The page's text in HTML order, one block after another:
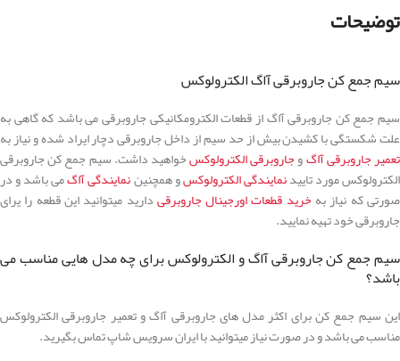
توضیحات
سیم جمع کن جاروبرقی آاگ الکترولوکس
سیم جمع کن جاروبرقی آاگ از قطعات الکترومکانیکی جاروبرقی می باشد که گاهی به
علت شکستگی با کشیدن بیش از حد سیم از داخل جاروبرقی دچار ایراد شده و نیاز به
تعمیر جاروبرقی آاگوجاروبرقی الکترولوکسخواهید داشت. سیم جمع کن جاروبرقی
الکترولوکس مورد تاییدنمایندگی الکترولوکسو همچنیننمایندگی آاگمی باشد و در
صورتی که نیاز به خرید قطعات اورجینال جاروبرقیدارید میتوانید این قطعه را یرای
جاروبرقی خود تهیه نمایید.
سیم جمع کن جاروبرقی آاگ و الکترولوکس برای چه مدل هایی مناسب می
باشد؟
این سیم جمع کن برای اکثر مدل های جاروبرقی آاگ و تعمیر جاروبرقی الکترولوکس
مناسب می باشد و در صورت نیاز میتوانید با ایران سرویس شاپ تماس بگیرید.